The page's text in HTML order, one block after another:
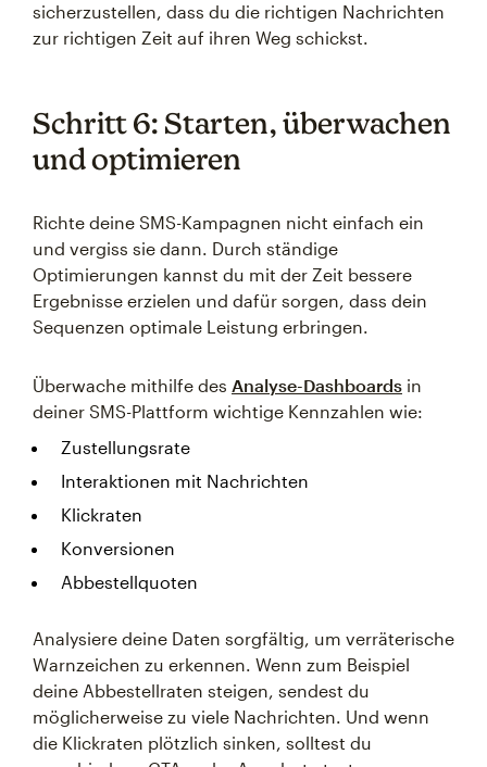
sicherzustellen, dass du die richtigen Nachrichten
zur richtigen Zeit auf ihren Weg schickst.
Schritt 6: Starten, überwachen
und optimieren
Richte deine SMS-Kampagnen nicht einfach ein
und vergiss sie dann. Durch ständige
Optimierungen kannst du mit der Zeit bessere
Ergebnisse erzielen und dafür sorgen, dass dein
Sequenzen optimale Leistung erbringen.
Überwache mithilfe des Analyse-Dashboards in
deiner SMS-Plattform wichtige Kennzahlen wie:
Zustellungsrate
Interaktionen mit Nachrichten
Klickraten
Konversionen
Abbestellquoten
Analysiere deine Daten sorgfältig, um verräterische
Warnzeichen zu erkennen. Wenn zum Beispiel
deine Abbestellraten steigen, sendest du
möglicherweise zu viele Nachrichten. Und wenn
die Klickraten plötzlich sinken, solltest du